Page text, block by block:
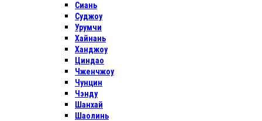
Сиань
Суджоу
Урумчи
Хайнань
Ханджоу
Циндао
Чженчжоу
Чунцин
Чэнду
Шанхай
Шаолинь